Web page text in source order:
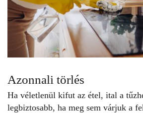
Azonnali törlés
Ha véletlenül kifut az étel, ital a
legbiztosabb, ha meg sem várjuk a